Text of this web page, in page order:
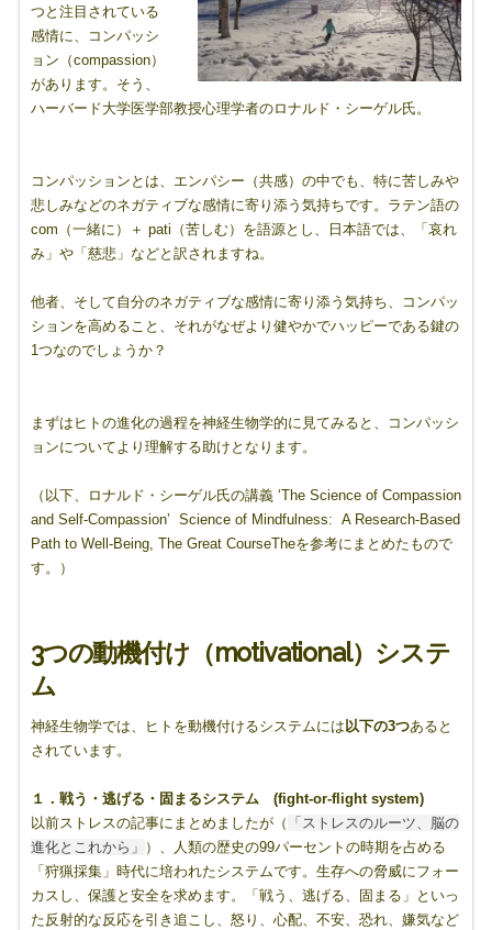
つと注目されている
感情に、コンパッシ
ョン（compassion）
があります。そう、
ハーバード大学医学部教授心理学者のロナルド・シーゲル氏。
コンパッションとは、エンパシー（共感）の中でも、特に苦しみや
悲しみなどのネガティブな感情に寄り添う気持ちです。ラテン語の
com（一緒に）＋ pati（苦しむ）を語源とし、日本語では、「哀れ
み」や「慈悲」などと訳されますね。
他者、そして自分のネガティブな感情に寄り添う気持ち、コンパッ
ションを高めること、それがなぜより健やかでハッピーである鍵の
1つなのでしょうか？
まずはヒトの進化の過程を神経生物学的に見てみると、コンパッシ
ョンについてより理解する助けとなります。
（以下、ロナルド・シーゲル氏の講義 ‘The Science of Compassion
and Self-Compassion’ Science of Mindfulness: A Research-Based
Path to Well-Being, The Great CourseTheを参考にまとめたもので
す。）
3つの動機付け（motivational）システ
ム
神経生物学では、ヒトを動機付けるシステムには以下の3つあると
されています。
１．戦う・逃げる・固まるシステム (fight-or-flight system)
以前ストレスの記事にまとめましたが（ 「ストレスのルーツ、脳の
進化とこれから」 ）、人類の歴史の99パーセントの時期を占める
「狩猟採集」時代に培われたシステムです。生存への脅威にフォー
カスし、保護と安全を求めます。「戦う、逃げる、固まる」といっ
た反射的な反応を引き追こし、怒り、心配、不安、恐れ、嫌気など